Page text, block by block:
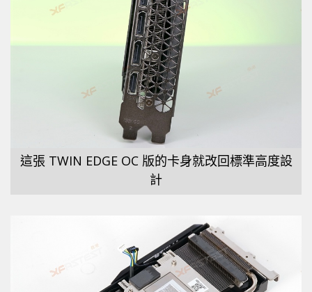
這張 TWIN EDGE OC 版的卡身就改回標準高度設
計